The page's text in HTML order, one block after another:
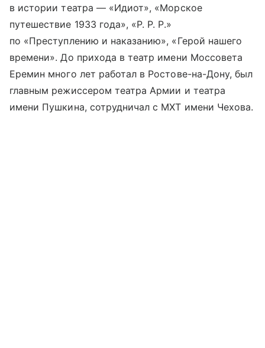
в истории театра — «Идиот», «Морское
путешествие 1933 года», «Р. Р. Р.»
по «Преступлению и наказанию», «Герой нашего
времени». До прихода в театр имени Моссовета
Еремин много лет работал в Ростове-на-Дону, был
главным режиссером театра Армии и театра
имени Пушкина, сотрудничал с МХТ имени Чехова.